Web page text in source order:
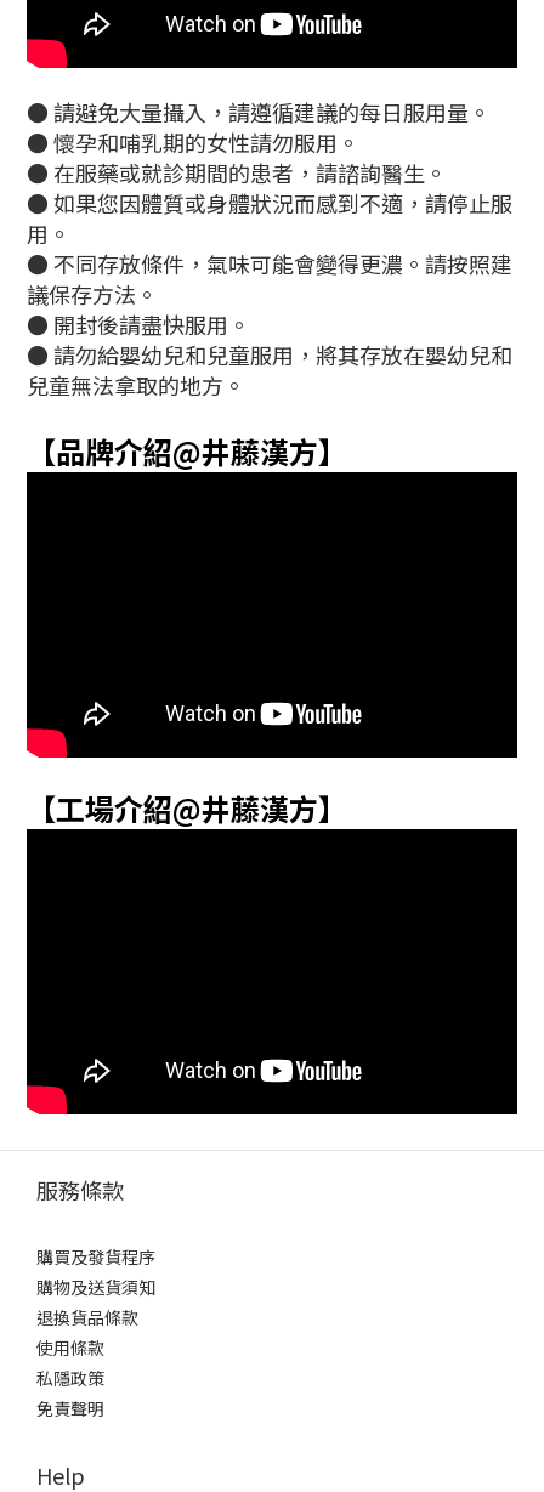
● 請避免大量攝入，請遵循建議的每日服用量。
● 懷孕和哺乳期的女性請勿服用。
● 在服藥或就診期間的患者，請諮詢醫生。
● 如果您因體質或身體狀況而感到不適，請停止服
用。
● 不同存放條件，氣味可能會變得更濃。請按照建
議保存方法。
● 開封後請盡快服用。
● 請勿給嬰幼兒和兒童服用，將其存放在嬰幼兒和
兒童無法拿取的地方。
【品牌介紹@井藤漢方】
【工場介紹@井藤漢方】
服務條款
購買及發貨程序
購物及送貨須知
退換貨品條款
使用條款
私隱政策
免責聲明
Help